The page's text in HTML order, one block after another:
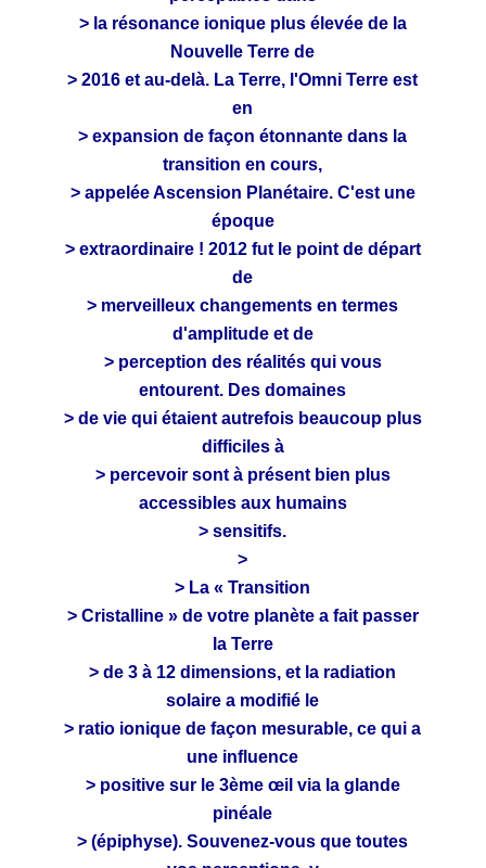
> la résonance ionique plus élevée de la
Nouvelle Terre de
> 2016 et au-delà. La Terre, l'Omni Terre est
en
> expansion de façon étonnante dans la
transition en cours,
> appelée Ascension Planétaire. C'est une
époque
> extraordinaire ! 2012 fut le point de départ
de
> merveilleux changements en termes
d'amplitude et de
> perception des réalités qui vous
entourent. Des domaines
> de vie qui étaient autrefois beaucoup plus
difficiles à
> percevoir sont à présent bien plus
accessibles aux humains
> sensitifs.
>
> La « Transition
> Cristalline » de votre planète a fait passer
la Terre
> de 3 à 12 dimensions, et la radiation
solaire a modifié le
> ratio ionique de façon mesurable, ce qui a
une influence
> positive sur le 3ème œil via la glande
pinéale
> (épiphyse). Souvenez-vous que toutes